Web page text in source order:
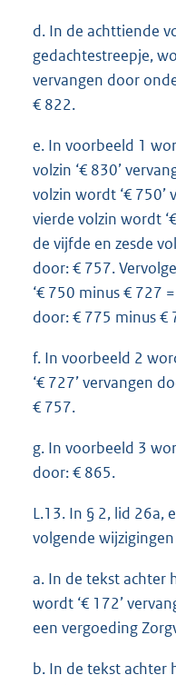
d. In de achttiende
gedachtestreepje,
vervangen door
€ 822.
e. In voorbeeld 1
volzin ‘€ 830’
volzin wordt ‘€ 750’
vierde volzin wordt
de vijfde en zesde
door: € 757.
‘€ 750 minus € 727
door: € 775 minus €
f. In voorbeeld 2
‘€ 727’ vervangen
€ 757.
g. In voorbeeld 3
door: € 865.
L.13. In § 2, lid 26a,
volgende
a. In de tekst achter
wordt ‘€ 172’
een vergoeding
b. In de tekst achter